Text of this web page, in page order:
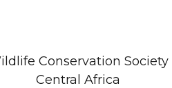
Conservation Society
Central Africa